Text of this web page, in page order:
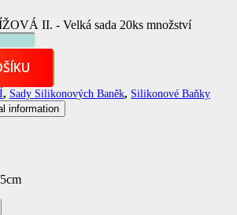
II. - Velká sada 20ks množství
, Sady Silikonových Baněk, Silikonové Baňky
information